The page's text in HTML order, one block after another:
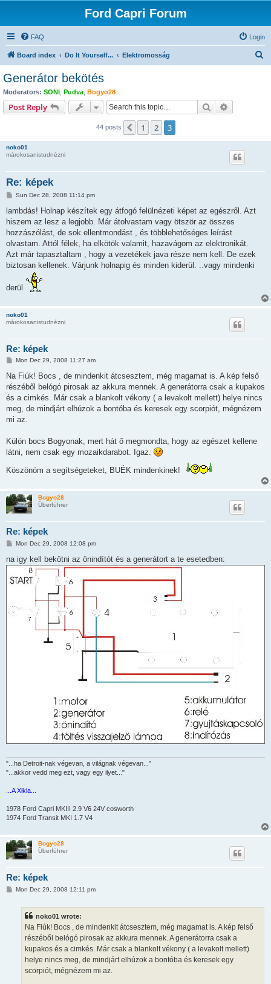
Ford Capri Forum
FAQ Login
Board index Do It Yourself... Elektromosság
Generátor bekötés
Moderators: SONI Pudva Bogyo28
Post Reply Search
44 posts Previous
1 2 3
noko01
márokosanistudnézni
Re: képek
P
s
Sun Dec 28, 2008 11:14 pm
lambdás! Holnap készítek egy átfogó felülnézeti képet az egészről. Azt
hiszem az lesz a legjobb. Már átolvastam vagy ötször az összes
hozzászólást, de sok ellentmondást , és többlehetőséges leírást
olvastam. Attól félek, ha elkötök valamit, hazavágom az elektronikát.
Azt már tapasztaltam , hogy a vezetékek java része nem kell. De ezek
biztosan kellenek. Várjunk holnapig és minden kiderül. ..vagy mindenki
derül
noko01
márokosanistudnézni
Re: képek
P
s
Mon Dec 29, 2008 11:27 am
Na Fiúk! Bocs , de mindenkit átcsesztem, még magamat is. A kép felső
részéből belógó pirosak az akkura mennek. A generátorra csak a kupakos
és a cimkés. Már csak a blankolt vékony ( a levakolt mellett) helye nincs
meg, de mindjárt elhúzok a bontóba és keresek egy scorpiót, mégnézem
mi az.
Külön bocs Bogyonak, mert hát ő megmondta, hogy az egészet kellene
látni, nem csak egy mozaikdarabot. Igaz.
Köszönöm a segítségeteket, BUÉK mindenkinek!
Bogyo28
Überführer
Re: képek
P
s
t
Mon Dec 29, 2008 12:08 pm
na igy kell bekötni az önindítót és a generátort a te esetedben:
"...ha Detroit-nak végevan, a világnak végevan..."
"...akkor vedd meg ezt, vagy egy ilyet..."
...A Xikla...
1978 Ford Capri MKIII 2.9 V6 24V cosworth
1974 Ford Transit MKI 1.7 V4
Bogyo28
Überführer
Re: képek
PMon Dec 29, 2008 12:11 pm
noko01 wrote:
Na Fiúk! Bocs , de mindenkit átcsesztem, még magamat is. A kép felső
részéből belógó pirosak az akkura mennek. A generátorra csak a
kupakos és a cimkés. Már csak a blankolt vékony ( a levakolt mellett)
helye nincs meg, de mindjárt elhúzok a bontóba és keresek egy
scorpiót, mégnézem mi az.